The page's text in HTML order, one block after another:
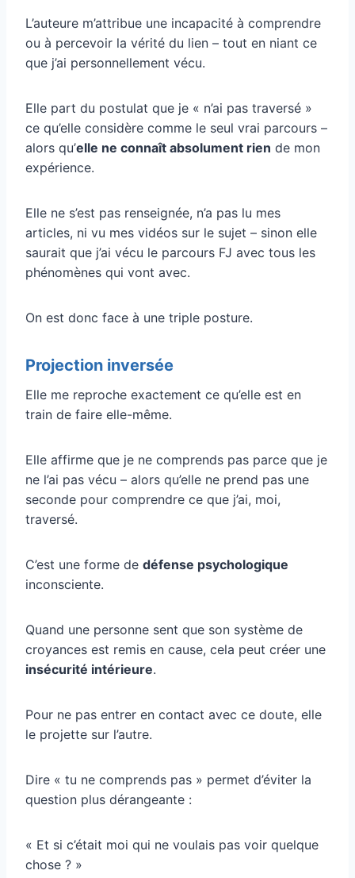
L’auteure m’attribue une incapacité à comprendre
ou à percevoir la vérité du lien – tout en niant ce
que j’ai personnellement vécu.
Elle part du postulat que je « n’ai pas traversé »
ce qu’elle considère comme le seul vrai parcours –
alors qu’elle ne connaît absolument rien de mon
expérience.
Elle ne s’est pas renseignée, n’a pas lu mes
articles, ni vu mes vidéos sur le sujet – sinon elle
saurait que j’ai vécu le parcours FJ avec tous les
phénomènes qui vont avec.
On est donc face à une triple posture.
Projection inversée
Elle me reproche exactement ce qu’elle est en
train de faire elle-même.
Elle affirme que je ne comprends pas parce que je
ne l’ai pas vécu – alors qu’elle ne prend pas une
seconde pour comprendre ce que j’ai, moi,
traversé.
C’est une forme de défense psychologique
inconsciente.
Quand une personne sent que son système de
croyances est remis en cause, cela peut créer une
insécurité intérieure.
Pour ne pas entrer en contact avec ce doute, elle
le projette sur l’autre.
Dire « tu ne comprends pas » permet d’éviter la
question plus dérangeante :
« Et si c’était moi qui ne voulais pas voir quelque
chose ? »